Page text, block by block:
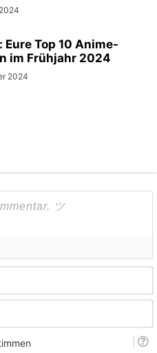
Eure Top 10 Anime-
im Frühjahr 2024
2024